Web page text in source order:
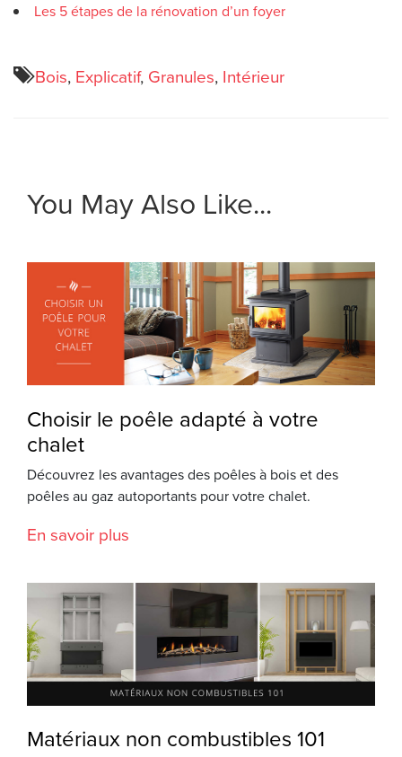
Les 5 étapes de la rénovation d’un foyer
Bois, Explicatif, Granules, Intérieur
You May Also Like...
Choisir le poêle adapté à votre
chalet
Découvrez les avantages des poêles à bois et des
poêles au gaz autoportants pour votre chalet.
En savoir plus
Matériaux non combustibles 101